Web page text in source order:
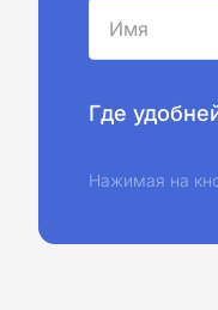
Где
Нажимая на